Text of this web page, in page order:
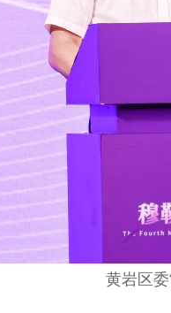
黄岩区